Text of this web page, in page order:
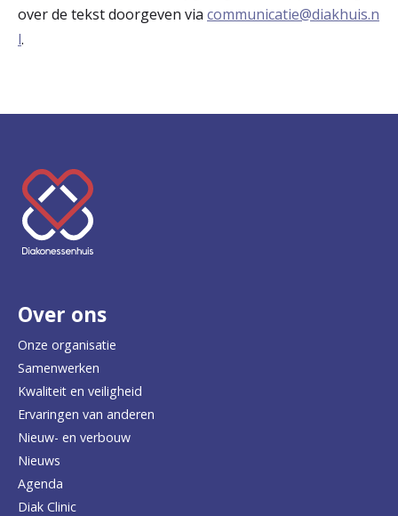
over de tekst doorgeven via communicatie@diakhuis.n
l.
K
e
e
t
e
r
u
g
n
a
Over ons
Onze organisatie
Samenwerken
Kwaliteit en veiligheid
Ervaringen van anderen
Nieuw- en verbouw
Nieuws
Agenda
Diak Clinic